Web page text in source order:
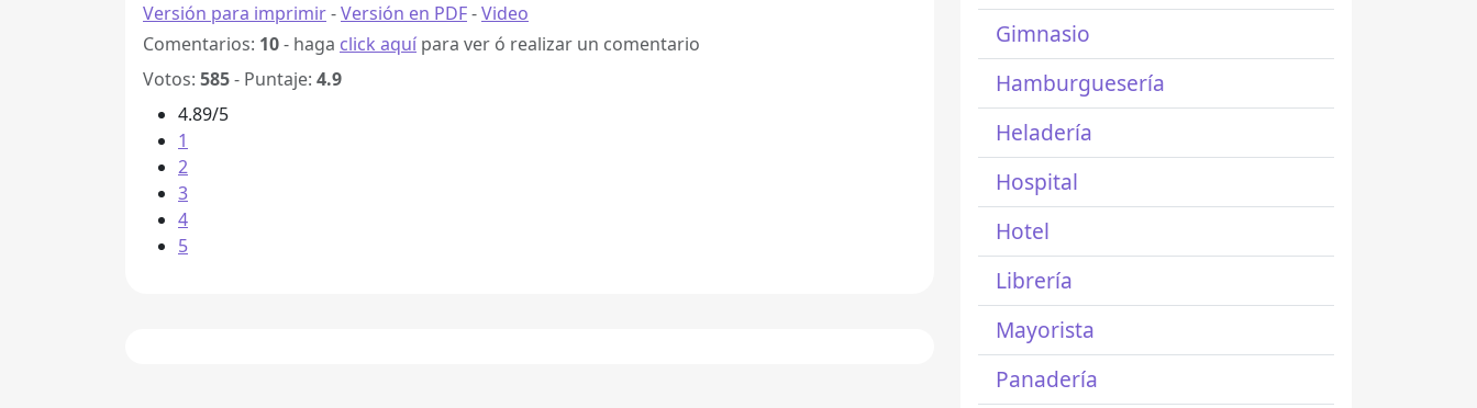
Versión para imprimir-Versión en PDF-Video
Comentarios: 10- haga click aquí para ver ó realizar un comentario
Votos: 585- Puntaje: 4.9
4.89/5
1
2
3
4
5
Gimnasio
Hamburguesería
Heladería
Hospital
Hotel
Librería
Mayorista
Panadería